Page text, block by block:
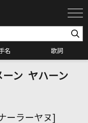
名 歌詞
ン ヤハーン
ーラーヤヌ]